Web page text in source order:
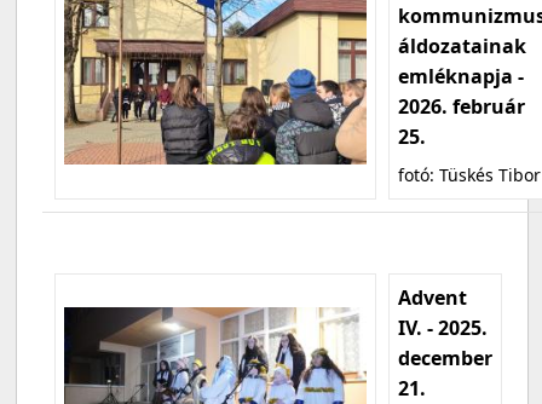
áldozatainak
emléknapja -
2026. február
25.
fotó: Tüskés Tibor
Advent
IV. - 2025.
december
21.